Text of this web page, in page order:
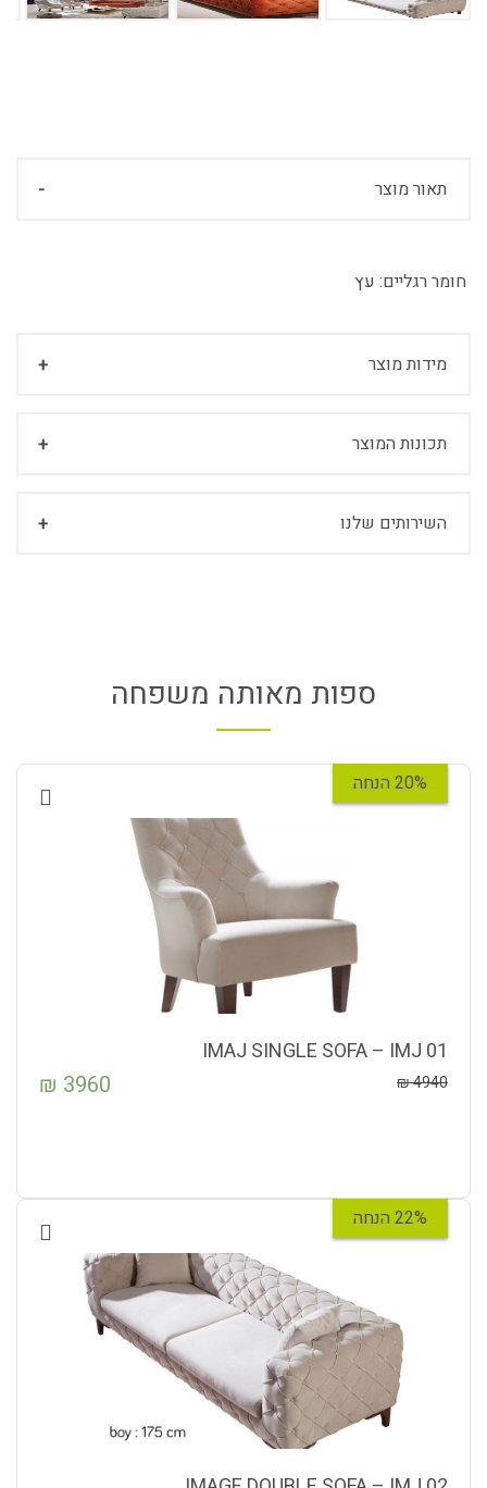
תאור מוצר
חומר רגליים: עץ
מידות מוצר
תכונות המוצר
השירותים שלנו
ספות מאותה משפחה
20% הנחה
IMAJ SINGLE SOFA – IMJ 01
4940
₪
3960
₪
22% הנחה